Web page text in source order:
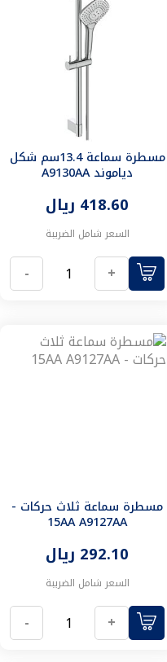
مسطرة سماعة 13.4سم شكل
دياموند A9130AA
418.60 ريال
السعر شامل الضريبة
+
-
مسطرة سماعة ثلاث حركات -
15AA A9127AA
292.10 ريال
السعر شامل الضريبة
+
-